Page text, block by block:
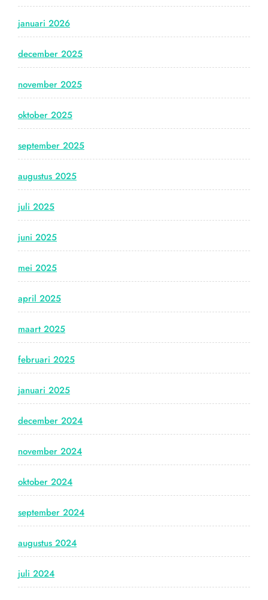
januari 2026
december 2025
november 2025
oktober 2025
september 2025
augustus 2025
juli 2025
juni 2025
mei 2025
april 2025
maart 2025
februari 2025
januari 2025
december 2024
november 2024
oktober 2024
september 2024
augustus 2024
juli 2024